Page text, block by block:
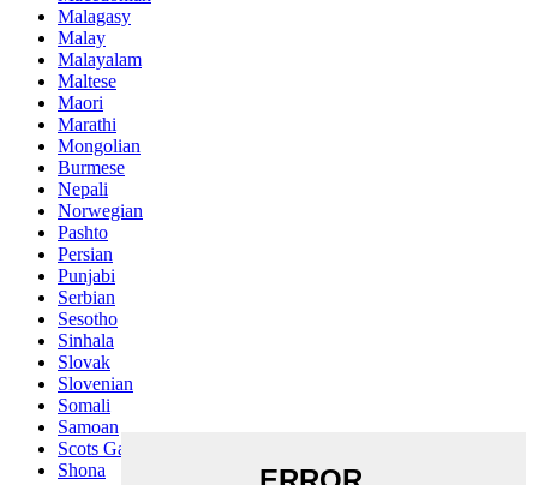
Malagasy
Malay
Malayalam
Maltese
Maori
Marathi
Mongolian
Burmese
Nepali
Norwegian
Pashto
Persian
Punjabi
Serbian
Sesotho
Sinhala
Slovak
Slovenian
Somali
Samoan
Scots Gaelic
Shona